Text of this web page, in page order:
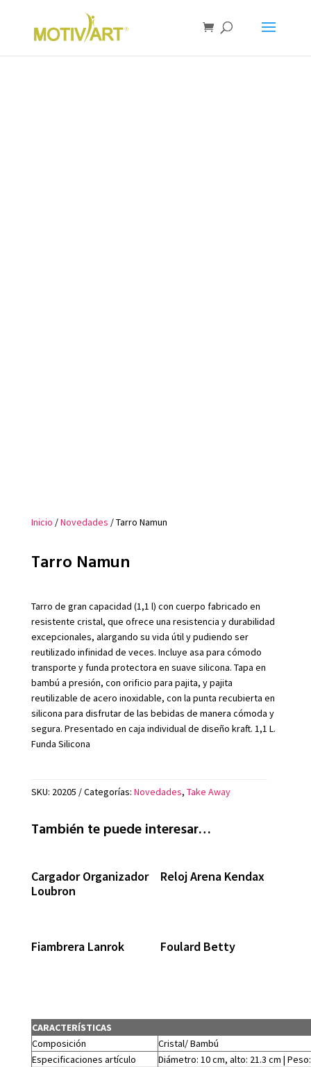
Inicio /Novedades / Tarro Namun
Tarro Namun
Tarro de gran capacidad (1,1 l) con cuerpo fabricado en
resistente cristal, que ofrece una resistencia y durabilidad
excepcionales, alargando su vida útil y pudiendo ser
reutilizado infinidad de veces. Incluye asa para cómodo
transporte y funda protectora en suave silicona. Tapa en
bambú a presión, con orificio para pajita, y pajita
reutilizable de acero inoxidable, con la punta recubierta en
silicona para disfrutar de las bebidas de manera cómoda y
segura. Presentado en caja individual de diseño kraft. 1,1 L.
Funda Silicona
SKU: 20205 Categorías: Novedades, Take Away
También te puede interesar…
Cargador Organizador
Loubron
Reloj Arena Kendax
Fiambrera Lanrok Foulard Betty
CARACTERÍSTICAS
Composición
Cristal/ Bambú
Especificaciones artículo
Diámetro: 10 cm, alto: 21.3 cm |